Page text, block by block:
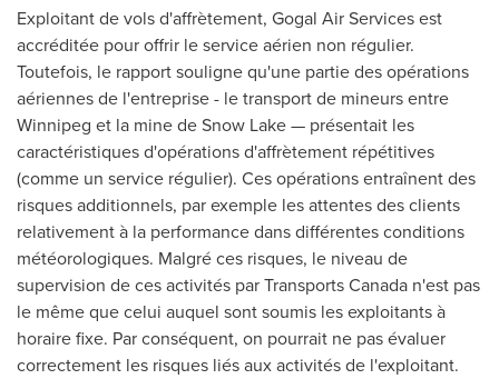
Exploitant de vols d'affrètement, Gogal Air Services est
accréditée pour offrir le service aérien non régulier.
Toutefois, le rapport souligne qu'une partie des opérations
aériennes de l'entreprise - le transport de mineurs entre
Winnipeg et la mine deSnow Lake— présentait les
caractéristiques d'opérations d'affrètement répétitives
(comme un service régulier). Ces opérations entraînent des
risques additionnels, par exemple les attentes des clients
relativement à la performance dans différentes conditions
météorologiques. Malgré ces risques, le niveau de
supervision de ces activités par Transports Canada n'est pas
le même que celui auquel sont soumis les exploitants à
horaire fixe. Par conséquent, on pourrait ne pas évaluer
correctement les risques liés aux activités de l'exploitant.